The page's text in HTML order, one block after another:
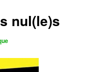
nul(le)s